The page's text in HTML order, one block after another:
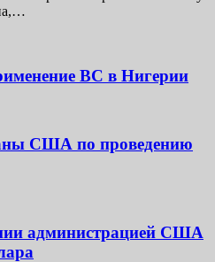
ВС в Нигерии
США по проведению
администрацией США